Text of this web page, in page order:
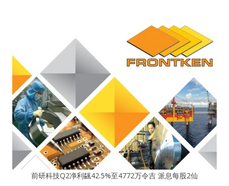
前研科技Q2净利飊42.5%至4772万令吉 派息每股2仙